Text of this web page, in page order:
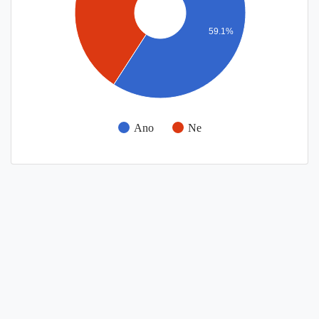
Ano Ne
59.1%